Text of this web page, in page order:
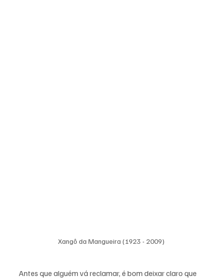
Xangô da Mangueira (1923 - 2009)
Antes que alguém vá reclamar, é bom deixar claro que